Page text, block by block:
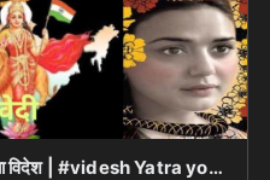
कुंडली से जानिए आप कहां रहेंगे देश या विदेश | #videsh Yatra yog #naresh gyan#astrology